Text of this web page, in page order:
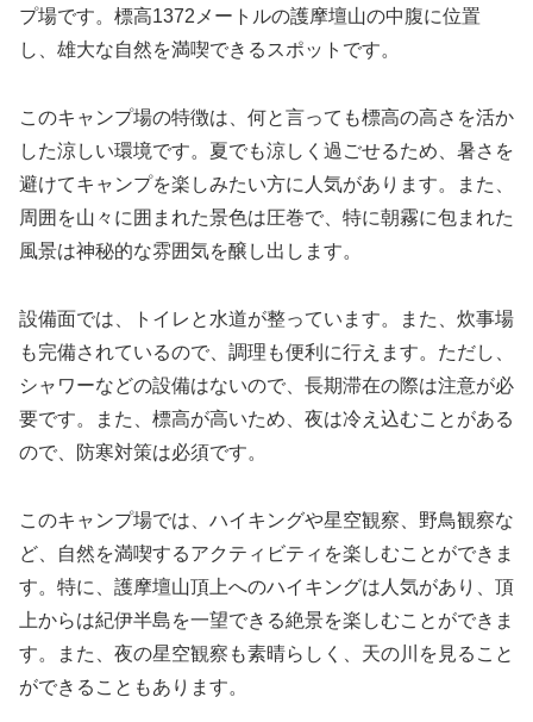
プ場です。標高1372メートルの護摩壇山の中腹に位置
し、雄大な自然を満喫できるスポットです。
このキャンプ場の特徴は、何と言っても標高の高さを活か
した涼しい環境です。夏でも涼しく過ごせるため、暑さを
避けてキャンプを楽しみたい方に人気があります。また、
周囲を山々に囲まれた景色は圧巻で、特に朝霧に包まれた
風景は神秘的な雰囲気を醸し出します。
設備面では、トイレと水道が整っています。また、炊事場
も完備されているので、調理も便利に行えます。ただし、
シャワーなどの設備はないので、長期滞在の際は注意が必
要です。また、標高が高いため、夜は冷え込むことがある
ので、防寒対策は必須です。
このキャンプ場では、ハイキングや星空観察、野鳥観察な
ど、自然を満喫するアクティビティを楽しむことができま
す。特に、護摩壇山頂上へのハイキングは人気があり、頂
上からは紀伊半島を一望できる絶景を楽しむことができま
す。また、夜の星空観察も素晴らしく、天の川を見ること
ができることもあります。